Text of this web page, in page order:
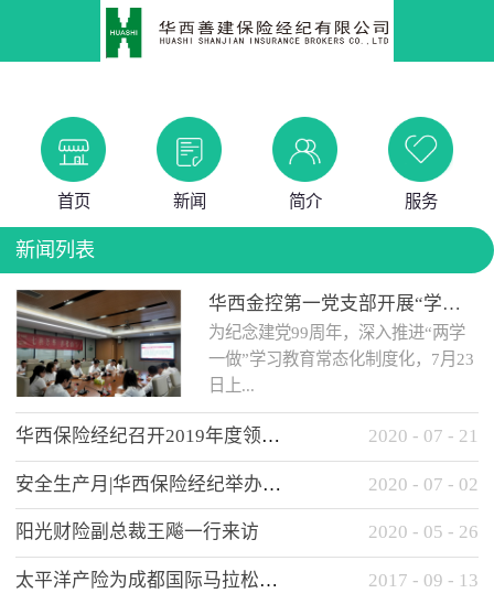
首页 新闻 简介 服务
新闻列表
华西金控第一党支部开展“学党史 知党情 做合格党员”主题教育工作会
为纪念建党99周年，深入推进“两学
一做”学习教育常态化制度化，7月23
日上...
午，华西金控第一党支部举办了“学
党史、知党情、...
华西保险经纪召开2019年度领导班子述职考核工作会 2020 - 07 - 21
安全生产月|华西保险经纪举办应急消防安全知识培训 2020 - 07 - 02
阳光财险副总裁王飚一行来访 2020 - 05 - 26
太平洋产险为成都国际马拉松提供全方位保险保障 2017 - 09 - 13